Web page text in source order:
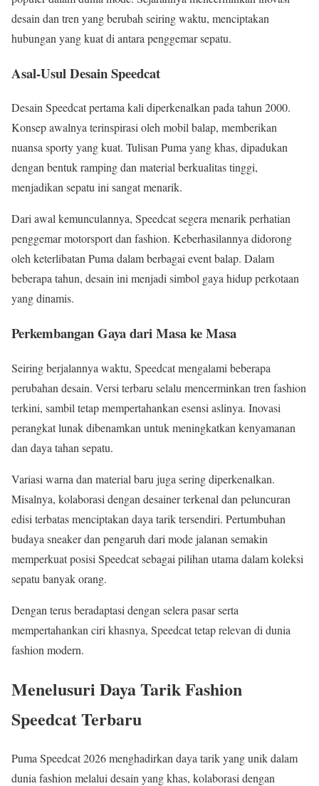
desain dan tren yang berubah seiring waktu, menciptakan
hubungan yang kuat di antara penggemar sepatu.
Asal-Usul Desain Speedcat
Desain Speedcat pertama kali diperkenalkan pada tahun 2000.
Konsep awalnya terinspirasi oleh mobil balap, memberikan
nuansa sporty yang kuat. Tulisan Puma yang khas, dipadukan
dengan bentuk ramping dan material berkualitas tinggi,
menjadikan sepatu ini sangat menarik.
Dari awal kemunculannya, Speedcat segera menarik perhatian
penggemar motorsport dan fashion. Keberhasilannya didorong
oleh keterlibatan Puma dalam berbagai event balap. Dalam
beberapa tahun, desain ini menjadi simbol gaya hidup perkotaan
yang dinamis.
Perkembangan Gaya dari Masa ke Masa
Seiring berjalannya waktu, Speedcat mengalami beberapa
perubahan desain. Versi terbaru selalu mencerminkan tren fashion
terkini, sambil tetap mempertahankan esensi aslinya. Inovasi
perangkat lunak dibenamkan untuk meningkatkan kenyamanan
dan daya tahan sepatu.
Variasi warna dan material baru juga sering diperkenalkan.
Misalnya, kolaborasi dengan desainer terkenal dan peluncuran
edisi terbatas menciptakan daya tarik tersendiri. Pertumbuhan
budaya sneaker dan pengaruh dari mode jalanan semakin
memperkuat posisi Speedcat sebagai pilihan utama dalam koleksi
sepatu banyak orang.
Dengan terus beradaptasi dengan selera pasar serta
mempertahankan ciri khasnya, Speedcat tetap relevan di dunia
fashion modern.
Menelusuri Daya Tarik Fashion
Speedcat Terbaru
Puma Speedcat 2026 menghadirkan daya tarik yang unik dalam
dunia fashion melalui desain yang khas, kolaborasi dengan